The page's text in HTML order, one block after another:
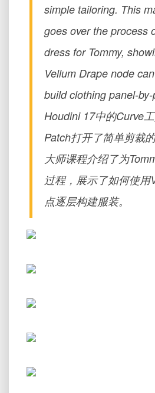
Drape
simple tailoring. This
goes over the process
dress for Tommy,
Vellum Drape node
build clothing panel-by-
Houdini 17中的Curve
Patch打开了简单剪裁
大师课程介绍了为
过程，展示了如何使用
点逐层构建服装。